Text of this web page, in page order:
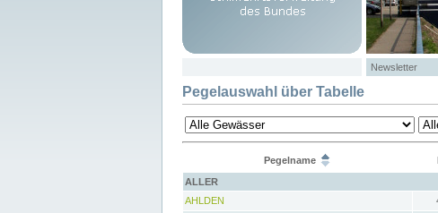
Newsletter
Pegelauswahl über Tabelle
Pegelname
ALLER
AHLDEN